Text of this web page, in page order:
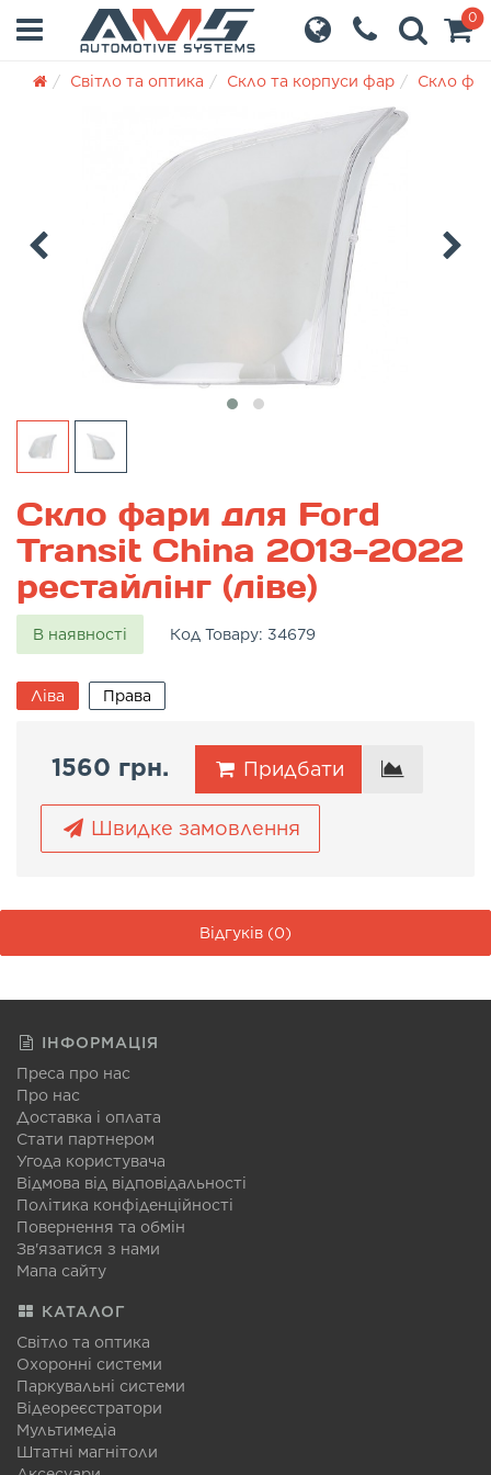
0
Світло та оптика Скло та корпуси фар Скло
Скло фари для Ford
Transit China 2013-2022
рестайлінг (ліве)
В наявності Код Товару: 34679
Ліва Права
1560 грн. Придбати
Швидке замовлення
Відгуків (0)
ІНФОРМАЦІЯ
Преса про нас
Про нас
Доставка і оплата
Стати партнером
Угода користувача
Відмова від відповідальності
Політика конфіденційності
Повернення та обмін
Зв'язатися з нами
Мапа сайту
КАТАЛОГ
Світло та оптика
Охоронні системи
Паркувальні системи
Відеореєстратори
Мультимедіа
Штатні магнітоли